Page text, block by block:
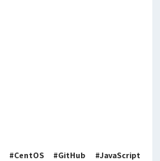
CentOS GitHub
JavaScript